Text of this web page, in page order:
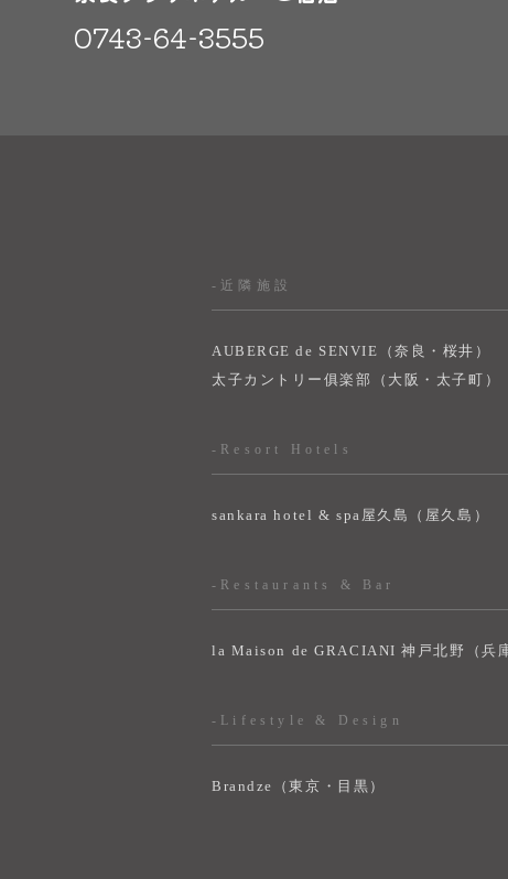
0743-64-3555
-近隣施設
AUBERGE de SENVIE（奈良・桜井）
太子カントリー俱楽部（大阪・太子町）
-Resort Hotels
sankara hotel & spa屋久島（屋久島）
-Restaurants & Bar
la Maison de GRACIANI 神戸北野（兵庫
-Lifestyle & Design
Brandze（東京・目黒）